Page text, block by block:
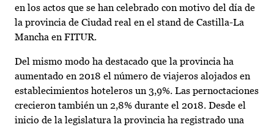
en los actos que se han celebrado con motivo del día de
la provincia de Ciudad real en el stand de Castilla-La
Mancha en FITUR.
Del mismo modo ha destacado que la provincia ha
aumentado en 2018 el número de viajeros alojados en
establecimientos hoteleros un 3,9%. Las pernoctaciones
crecieron también un 2,8% durante el 2018. Desde el
inicio de la legislatura la provincia ha registrado una